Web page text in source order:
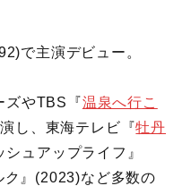
で主演デビュー。
ズやTBS『温泉へ行こ
し、東海テレビ『牡丹
ュアップライフ』
』(2023)など多数の